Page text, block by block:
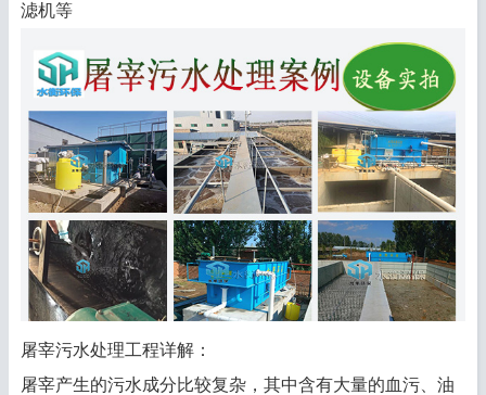
滤机等
屠宰污水处理工程详解：
屠宰产生的污水成分比较复杂，其中含有大量的血污、油